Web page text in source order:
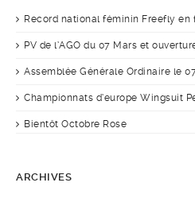
Record national féminin Freefly en
PV de l’AGO du 07 Mars et
Assemblée Générale Ordinaire le
Championnats d’europe Wingsuit
Bientôt Octobre Rose
ARCHIVES